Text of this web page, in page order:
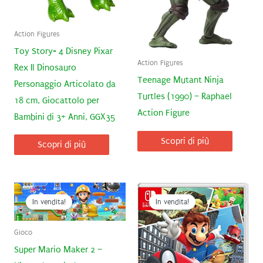
Action Figures
Toy Story- 4 Disney Pixar
Rex Il Dinosauro
Personaggio Articolato da
18 cm, Giocattolo per
Bambini di 3+ Anni, GGX35
Scopri di più
Action Figures
Teenage Mutant Ninja
Turtles (1990) – Raphael
Action Figure
Scopri di più
In vendita!
Gioco
Super Mario Maker 2 –
In vendita!